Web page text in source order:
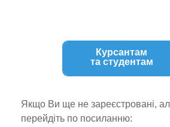
Курсантам
та студентам
Якщо Ви ще не зареєстровані,
перейдіть по посиланню: